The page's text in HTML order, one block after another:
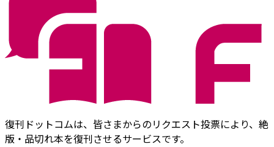
復刊ドットコムは、皆さまからのリクエスト投票により、絶
版・品切れ本を復刊させるサービスです。